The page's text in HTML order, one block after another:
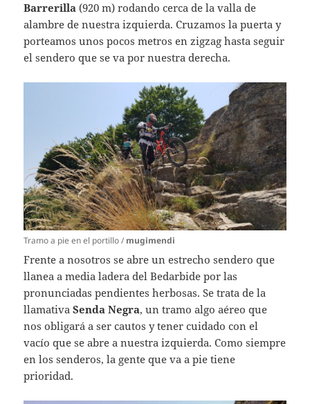
Barrerilla(920 m)rodando cerca de la valla de
alambre de nuestra izquierda. Cruzamos la puerta y
porteamos unos pocos metros en zigzag hasta seguir
el sendero que se va por nuestra derecha.
Tramo a pie en el portillo / mugimendi
Frente a nosotros se abre un estrecho sendero que
llanea a media ladera del Bedarbide por las
pronunciadas pendientes herbosas. Se trata de la
llamativaSenda Negra, un tramo algo aéreo que
nos obligará a ser cautos y tener cuidado con el
vacío que se abre a nuestra izquierda. Como siempre
en los senderos, la gente que va a pie tiene
prioridad.